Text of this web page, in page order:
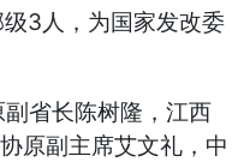
3人，为国家发改委
省长陈树隆，江西
原副主席艾文礼，中